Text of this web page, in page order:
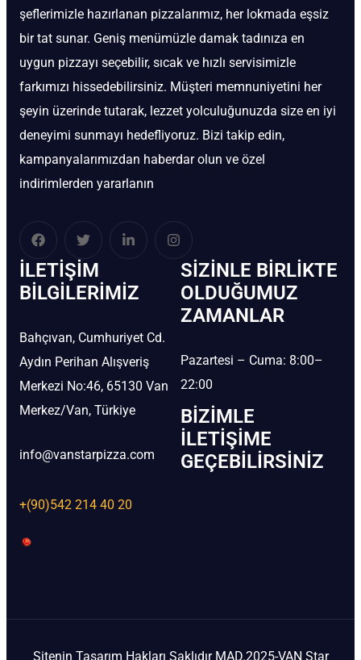
şeflerimizle hazırlanan pizzalarımız, her lokmada eşsiz
bir tat sunar. Geniş menümüzle damak tadınıza en
uygun pizzayı seçebilir, sıcak ve hızlı servisimizle
farkımızı hissedebilirsiniz. Müşteri memnuniyetini her
şeyin üzerinde tutarak, lezzet yolculuğunuzda size en iyi
deneyimi sunmayı hedefliyoruz. Bizi takip edin,
kampanyalarımızdan haberdar olun ve özel
indirimlerden yararlanın
İLETIŞIM
BİLGILERIMIZ
Bahçıvan, Cumhuriyet Cd.
Aydın Perihan Alışveriş
Merkezi No:46, 65130 Van
Merkez/Van, Türkiye
info@vanstarpizza.com
+(90)542 214 40 20
SIZINLE BIRLIKTE
OLDUĞUMUZ
ZAMANLAR
Pazartesi – Cuma: 8:00–
22:00
BIZIMLE
İLETIŞIME
GEÇEBILIRSINIZ
Sitenin Tasarım Hakları Saklıdır MAD.2025-VAN Star